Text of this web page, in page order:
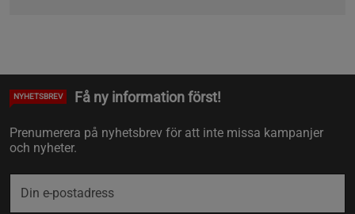
NYHETSBREV Få ny information först!
Prenumerera på nyhetsbrev för att inte missa kampanjer
och nyheter.